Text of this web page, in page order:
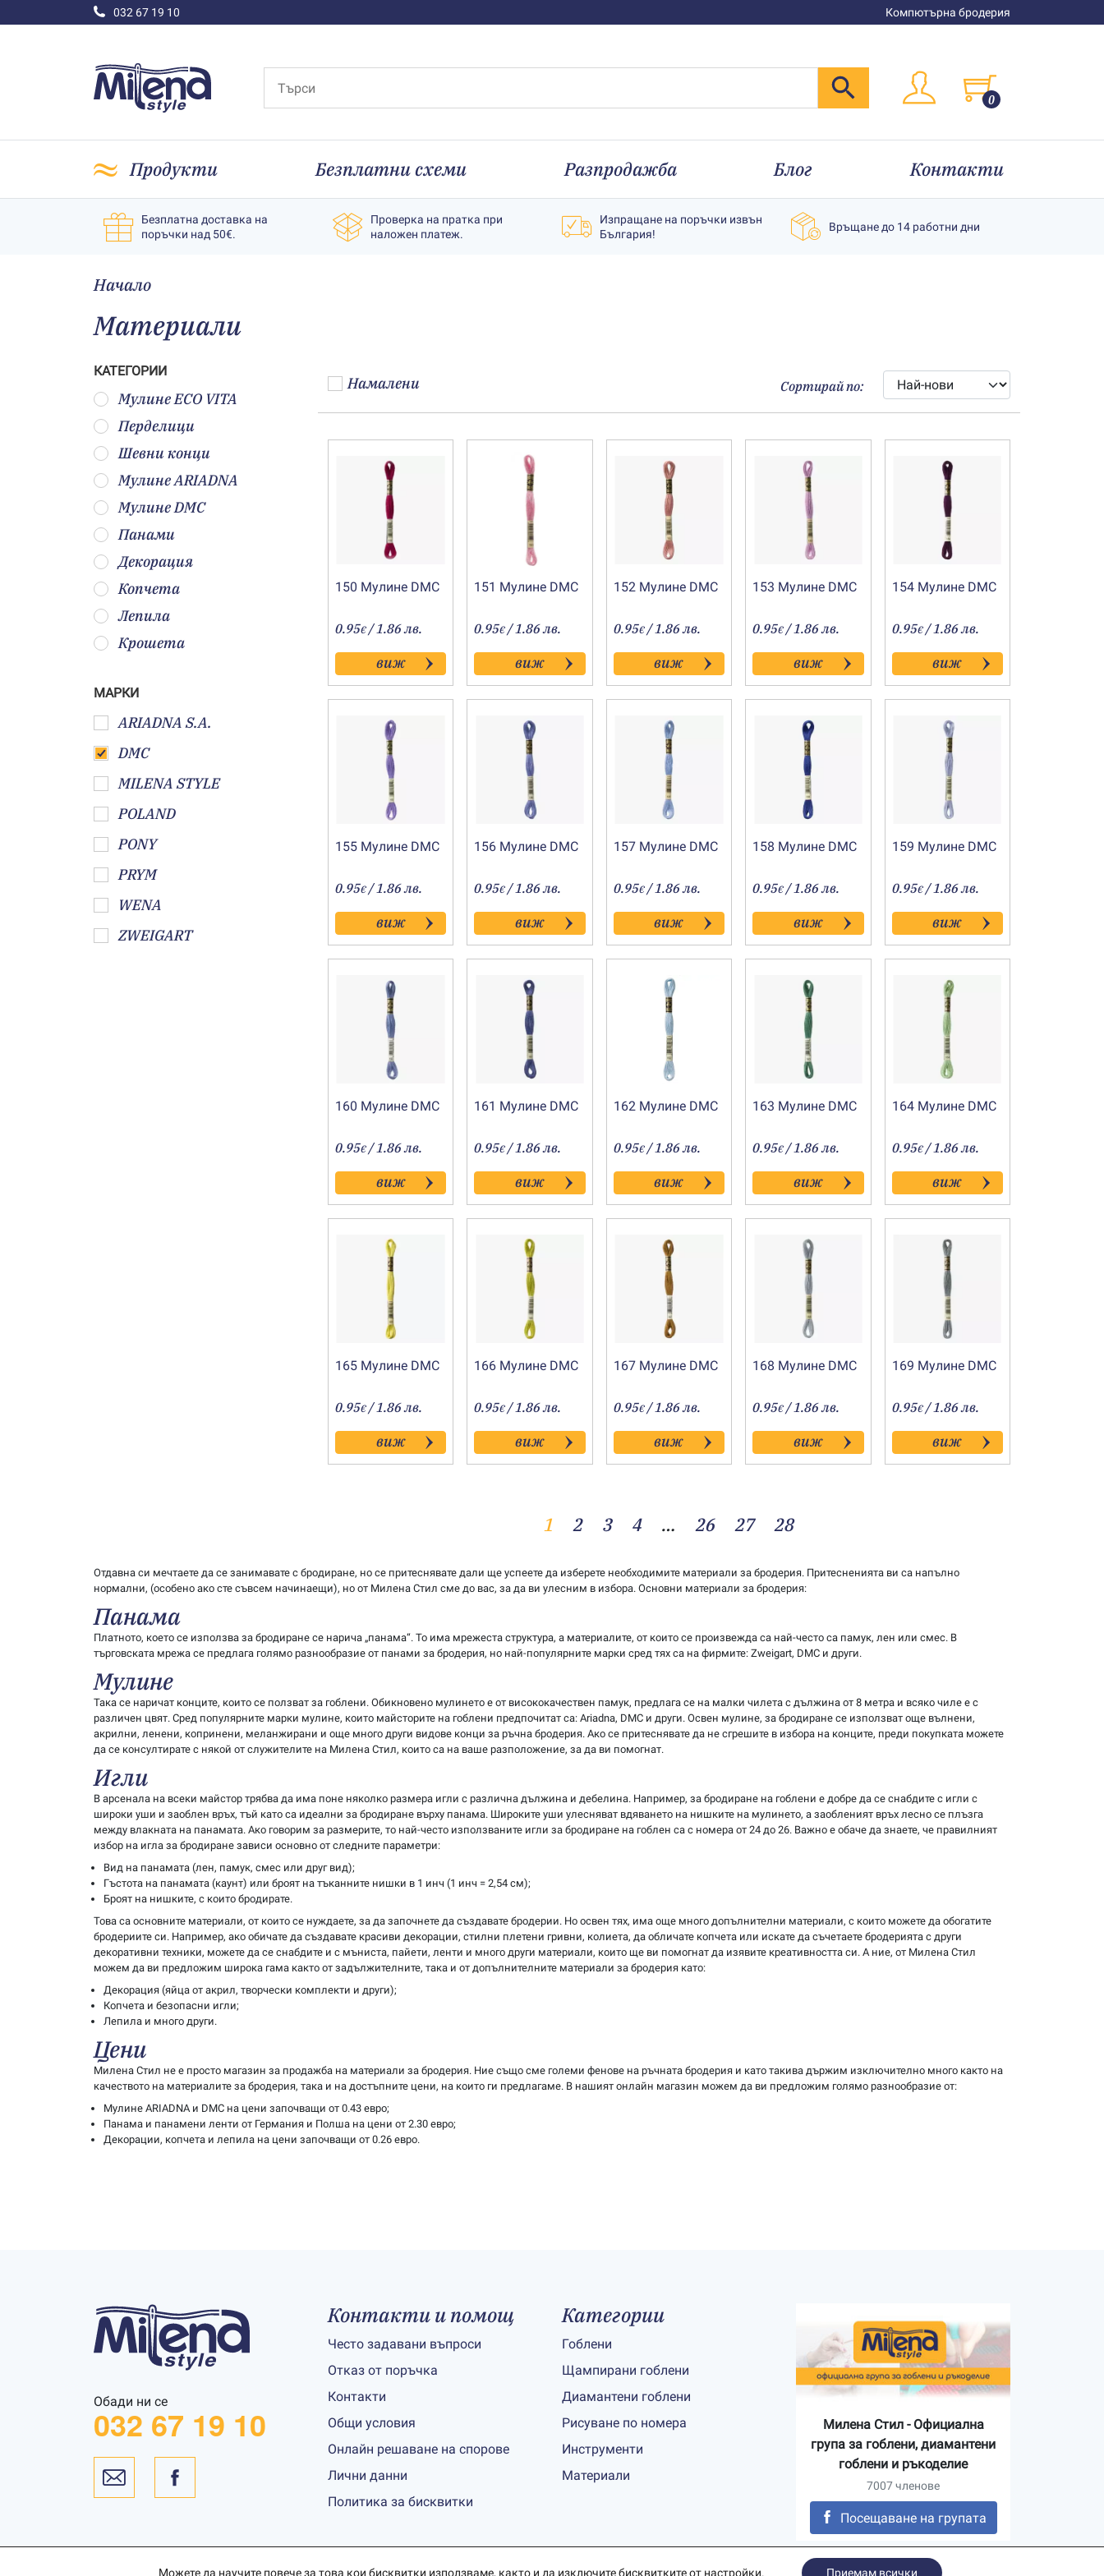
032 67 19 10 Компютърна бродерия
0
Продукти Безплатни схеми Разпродажба Блог Контакти
Безплатна доставка на
поръчки над 50€.
Проверка на пратка при
наложен платеж.
Изпращане на поръчки извън
България!
Връщане до 14 работни дни
Начало
Материали
КАТЕГОРИИ
Мулине ECO VITA
Перделици
Шевни конци
Мулине ARIADNA
Мулине DMC
Панами
Декорация
Копчета
Лепила
Крошета
МАРКИ
ARIADNA S.A.
DMC
MILENA STYLE
POLAND
PONY
PRYM
WENA
ZWEIGART
Намалени Сортирай по:
150 Мулине DMC
0.95€ / 1.86 лв.
виж
151 Мулине DMC
0.95€ / 1.86 лв.
виж
152 Мулине DMC
0.95€/ 1.86 лв.
виж
153 Мулине DMC
0.95€ / 1.86 лв.
виж
154 Мулине DMC
0.95€/ 1.86 лв.
виж
155 Мулине DMC
0.95€ / 1.86 лв.
виж
156 Мулине DMC
0.95€ / 1.86 лв.
виж
157 Мулине DMC
0.95€/ 1.86 лв.
виж
158 Мулине DMC
0.95€ / 1.86 лв.
виж
159 Мулине DMC
0.95€/ 1.86 лв.
виж
160 Мулине DMC
0.95€ / 1.86 лв.
виж
161 Мулине DMC
0.95€ / 1.86 лв.
виж
162 Мулине DMC
0.95€/ 1.86 лв.
виж
163 Мулине DMC
0.95€ / 1.86 лв.
виж
164 Мулине DMC
0.95€/ 1.86 лв.
виж
165 Мулине DMC
0.95€ / 1.86 лв.
виж
166 Мулине DMC
0.95€ / 1.86 лв.
виж
167 Мулине DMC
0.95€/ 1.86 лв.
виж
168 Мулине DMC
0.95€ / 1.86 лв.
виж
169 Мулине DMC
0.95€/ 1.86 лв.
виж
1 2 3 4 … 26 27 28
Отдавна си мечтаете да се занимавате с бродиране, но се притеснявате дали ще успеете да изберете необходимите материали за бродерия. Притесненията ви са напълно
нормални, (особено ако сте съвсем начинаещи), но от Милена Стил сме до вас, за да ви улесним в избора. Основни материали за бродерия:
Панама
Платното, което се използва за бродиране се нарича „панама“. То има мрежеста структура, а материалите, от които се произвежда са най-често са памук, лен или смес. В
търговската мрежа се предлага голямо разнообразие от панами за бродерия, но най-популярните марки сред тях са на фирмите: Zweigart, DMC и други.
Мулине
Така се наричат конците, които се ползват за гоблени. Обикновено мулинето е от висококачествен памук, предлага се на малки чилета с дължина от 8 метра и всяко чиле е с
различен цвят. Сред популярните марки мулине, които майсторите на гоблени предпочитат са: Ariadna, DMC и други. Освен мулине, за бродиране се използват още вълнени,
акрилни, ленени, копринени, меланжирани и още много други видове конци за ръчна бродерия. Ако се притеснявате да не сгрешите в избора на конците, преди покупката можете
да се консултирате с някой от служителите на Милена Стил, които са на ваше разположение, за да ви помогнат.
Игли
В арсенала на всеки майстор трябва да има поне няколко размера игли с различна дължина и дебелина. Например, за бродиране на гоблени е добре да се снабдите с игли с
широки уши и заоблен връх, тъй като са идеални за бродиране върху панама. Широките уши улесняват вдяването на нишките на мулинето, а заобленият връх лесно се плъзга
между влакната на панамата. Ако говорим за размерите, то най-често използваните игли за бродиране на гоблен са с номера от 24 до 26. Важно е обаче да знаете, че правилният
избор на игла за бродиране зависи основно от следните параметри:
Вид на панамата (лен, памук, смес или друг вид);
Гъстота на панамата (каунт) или броят на тъканните нишки в 1 инч (1 инч = 2,54 см);
Броят на нишките, с които бродирате.
Това са основните материали, от които се нуждаете, за да започнете да създавате бродерии. Но освен тях, има още много допълнителни материали, с които можете да обогатите
бродериите си. Например, ако обичате да създавате красиви декорации, стилни плетени гривни, колиета, да обличате копчета или искате да съчетаете бродерията с други
декоративни техники, можете да се снабдите и с мъниста, пайети, ленти и много други материали, които ще ви помогнат да изявите креативността си. А ние, от Милена Стил
можем да ви предложим широка гама както от задължителните, така и от допълнителните материали за бродерия като:
Декорация (яйца от акрил, творчески комплекти и други);
Копчета и безопасни игли;
Лепила и много други.
Цени
Милена Стил не е просто магазин за продажба на материали за бродерия. Ние също сме големи фенове на ръчната бродерия и като такива държим изключително много както на
качеството на материалите за бродерия, така и на достъпните цени, на които ги предлагаме. В нашият онлайн магазин можем да ви предложим голямо разнообразие от:
Мулине ARIADNA и DMC на цени започващи от 0.43 евро;
Панама и панамени ленти от Германия и Полша на цени от 2.30 евро;
Декорации, копчета и лепила на цени започващи от 0.26 евро.
Обади ни се
032 67 19 10
Контакти и помощ
Често задавани въпроси
Отказ от поръчка
Контакти
Общи условия
Онлайн решаване на спорове
Лични данни
Политика за бисквитки
Категории
Гоблени
Щампирани гоблени
Диамантени гоблени
Рисуване по номера
Инструменти
Материали
Милена Стил - Официална
група за гоблени, диамантени
гоблени и ръкоделие
7007 членове
Посещаване на групата
Можете да научите повече за това кои бисквитки използваме, както и да изключите бисквитките от настройки. Приемам всички